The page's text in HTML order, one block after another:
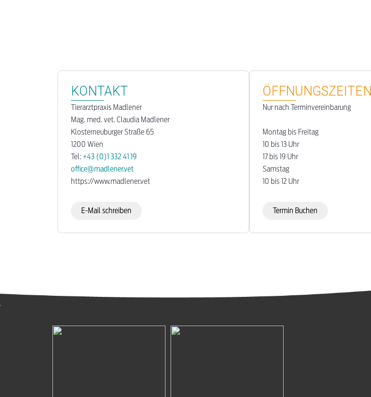
KONTAKT
Tierarztpraxis Madlener
Mag. med. vet. Claudia Madlener
Klosterneuburger Straße 65
1200 Wien
Tel: +43 (0)1 332 41 19
office@madlener.vet
https://www.madlener.vet
E-Mail schreiben
ÖFFNUNGSZEITEN
Nur nach Terminvereinbarung
Montag bis Freitag
10 bis 13 Uhr
17 bis 19 Uhr
Samstag
10 bis 12 Uhr
Termin Buchen